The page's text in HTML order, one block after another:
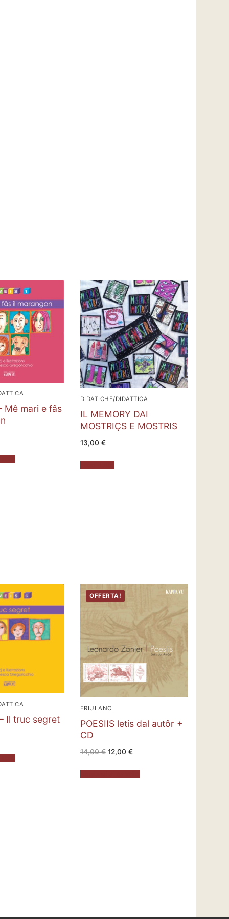
Mê mari e fâs
DIDATICHE/DIDATTICA
IL MEMORY DAI
MOSTRIÇS E MOSTRIS
13,00 €
Il truc segret
OFFERTA!
FRIULANO
POESIIS letis dal autôr +
CD
14,00€ Il
prezzo
era:
14,00 €.
12,00 €Il
è:
12,00 €.